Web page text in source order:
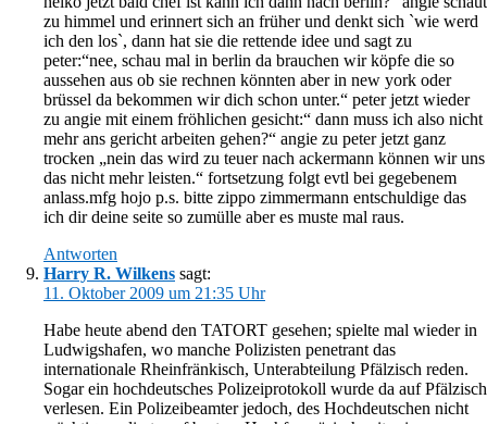
zu himmel und erinnert sich an früher und denkt sich `wie werd
ich den los`, dann hat sie die rettende idee und sagt zu
peter:“nee, schau mal in berlin da brauchen wir köpfe die so
aussehen aus ob sie rechnen könnten aber in new york oder
brüssel da bekommen wir dich schon unter.“ peter jetzt wieder
zu angie mit einem fröhlichen gesicht:“ dann muss ich also nicht
mehr ans gericht arbeiten gehen?“ angie zu peter jetzt ganz
trocken „nein das wird zu teuer nach ackermann können wir uns
das nicht mehr leisten.“ fortsetzung folgt evtl bei gegebenem
anlass.mfg hojo p.s. bitte zippo zimmermann entschuldige das
ich dir deine seite so zumülle aber es muste mal raus.
Antworten
Harry R. Wilkens sagt:
11. Oktober 2009 um 21:35 Uhr
Habe heute abend den TATORT gesehen; spielte mal wieder in
Ludwigshafen, wo manche Polizisten penetrant das
internationale Rheinfränkisch, Unterabteilung Pfälzisch reden.
Sogar ein hochdeutsches Polizeiprotokoll wurde da auf Pfälzisch
verlesen. Ein Polizeibeamter jedoch, des Hochdeutschen nicht